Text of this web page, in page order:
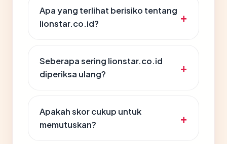
Apa yang terlihat berisiko tentang
lionstar.co.id?
Seberapa sering lionstar.co.id
diperiksa ulang?
Apakah skor cukup untuk
memutuskan?